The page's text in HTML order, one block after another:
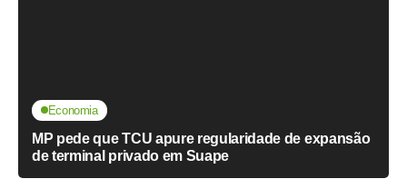
Economia
MP pede que TCU apure regularidade de expansão
de terminal privado em Suape